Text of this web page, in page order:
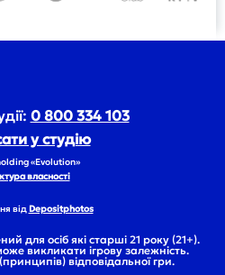
0 800 334 103
у студію
«Evolution»
власності
від Depositphotos
для осіб які старші 21 року (21+).
викликати ігрову залежність.
відповідальної гри.